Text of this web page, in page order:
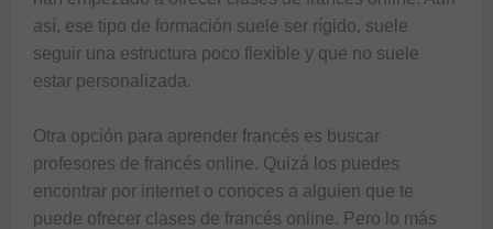
así, ese tipo de formación suele ser rígido, suele
seguir una estructura poco flexible y que no suele
estar personalizada.
Otra opción para aprender francés es buscar
profesores de francés online. Quizá los puedes
encontrar por internet o conoces a alguien que te
puede ofrecer clases de francés online. Pero lo más